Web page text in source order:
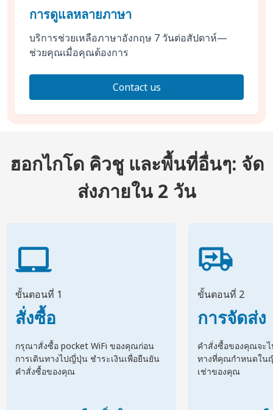
การดูแลหลายภาษา
บริการช่วยเหลือภาษาอังกฤษ 7 วันต่อสัปดาห์—
ช่วยคุณเมื่อคุณต้องการ
Contact us
ฮอกไกโด คิวชู และพื้นที่อื่นๆ: จัด
ส่งภายใน 2 วัน
ขั้นตอนที่ 1
สั่งซื้อ
กรุณาสั่งซื้อ pocket WiFi ของคุณก่อน
การเดินทางไปญี่ปุ่น ชำระเงินเพื่อยืนยัน
คำสั่งซื้อของคุณ
ขั้นตอนที่ 2
การจัดส่ง
คำสั่งซื้อของคุณจะ
ทางที่คุณกำหนดใน
เช่าของคุณ